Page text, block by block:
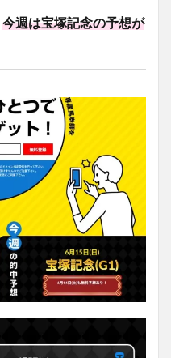
今週は宝塚記念の予想が